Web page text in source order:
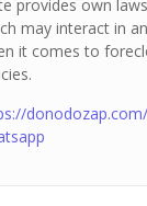
provides own
may interact in
it comes to